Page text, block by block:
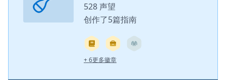
528 声望
创作了5篇指南
+ 6更多徽章